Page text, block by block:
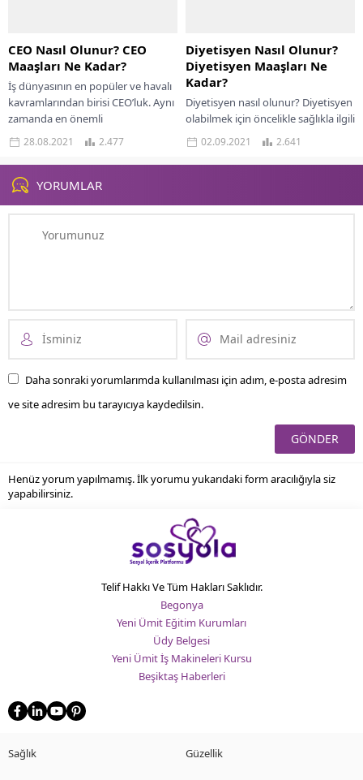
CEO Nasıl Olunur? CEO
Maaşları Ne Kadar?
İş dünyasının en popüler ve havalı
kavramlarından birisi CEO’luk. Aynı
zamanda en önemli
pozisyonlarından olan bu meslek,
birçok kişinin ilgisini...
28.08.2021 2.477
Diyetisyen Nasıl Olunur?
Diyetisyen Maaşları Ne
Kadar?
Diyetisyen nasıl olunur? Diyetisyen
olabilmek için öncelikle sağlıkla ilgili
konuları sevmeniz gerekiyor.
Bunun yanında bir hastaneye
girdiğinizde size ne hissettiriyor...
02.09.2021 2.641
YORUMLAR
Daha sonraki yorumlarımda kullanılması için adım, e-posta adresim
ve site adresim bu tarayıcıya kaydedilsin.
Henüz yorum yapılmamış. İlk yorumu yukarıdaki form aracılığıyla siz
yapabilirsiniz.
Telif Hakkı Ve Tüm Hakları Saklıdır.
Begonya
Yeni Ümit Eğitim Kurumları
Üdy Belgesi
Yeni Ümit İş Makineleri Kursu
Beşiktaş Haberleri
Sağlık Güzellik